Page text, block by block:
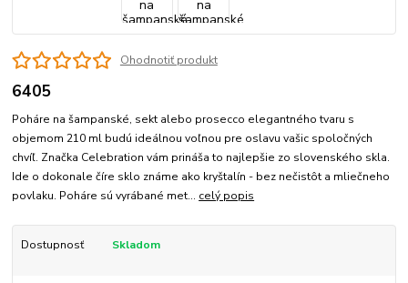
Ohodnotiť produkt
6405
Poháre na šampanské, sekt alebo prosecco elegantného tvaru s
objemom 210 ml budú ideálnou voľnou pre oslavu vašic spoločných
chvíľ. Značka Celebration vám prináša to najlepšie zo slovenského skla.
Ide o dokonale číre sklo známe ako kryštalín - bez nečistôt a mliečneho
povlaku. Poháre sú vyrábané met... celý popis
Dostupnosť Skladom